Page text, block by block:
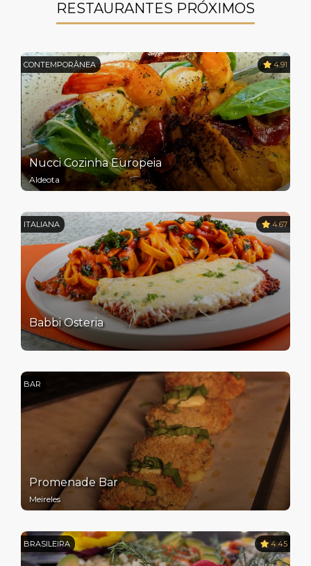
RESTAURANTES PRÓXIMOS
CONTEMPORÂNEA 4.91
Nucci Cozinha Europeia
Aldeota
ITALIANA 4.67
Babbi Osteria
BAR
Promenade Bar
Meireles
BRASILEIRA 4.45